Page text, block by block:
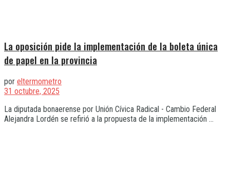
La oposición pide la implementación de la boleta única
de papel en la provincia
por eltermometro
31 octubre, 2025
La diputada bonaerense por Unión Cívica Radical - Cambio Federal
Alejandra Lordén se refirió a la propuesta de la implementación ...